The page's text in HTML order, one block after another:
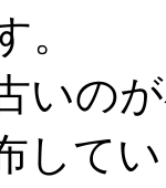
。
いの
して